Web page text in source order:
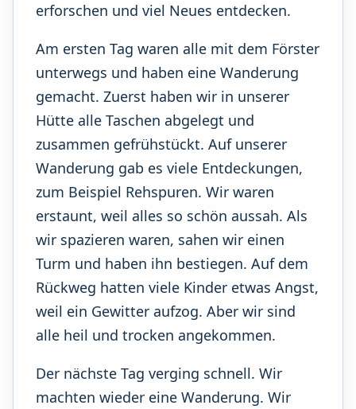
erforschen und viel Neues entdecken.
Am ersten Tag waren alle mit dem Förster
unterwegs und haben eine Wanderung
gemacht. Zuerst haben wir in unserer
Hütte alle Taschen abgelegt und
zusammen gefrühstückt. Auf unserer
Wanderung gab es viele Entdeckungen,
zum Beispiel Rehspuren. Wir waren
erstaunt, weil alles so schön aussah. Als
wir spazieren waren, sahen wir einen
Turm und haben ihn bestiegen. Auf dem
Rückweg hatten viele Kinder etwas Angst,
weil ein Gewitter aufzog. Aber wir sind
alle heil und trocken angekommen.
Der nächste Tag verging schnell. Wir
machten wieder eine Wanderung. Wir